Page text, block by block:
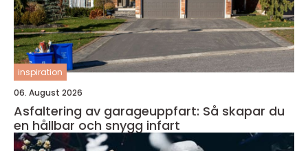
inspiration
06. August 2026
Asfaltering av garageuppfart: Så skapar du
en hållbar och snygg infart